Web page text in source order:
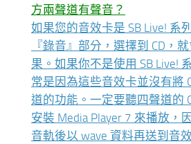
方兩聲道有聲音？
如果您的音效卡是 SB Live! 系
『錄音』部分，選擇到 CD，
果。如果你不是使用 SB Live!
常是因為這些音效卡並沒有將
道的功能。一定要聽四聲道的
安裝 Media Player 7 來播放，
音軌後以 wave 資料再送到音